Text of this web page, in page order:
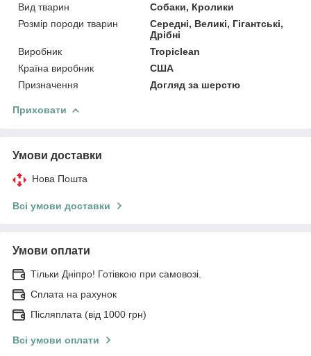
Вид тварин
Собаки, Кролики
Розмір породи тварин
Середні, Великі, Гігантські,
Дрібні
Виробник
Tropiclean
Країна виробник
США
Призначення
Догляд за шерстю
Приховати
Умови доставки
Нова Пошта
Всі умови доставки
Умови оплати
Тільки Дніпро! Готівкою при самовозі.
Сплата на рахунок
Післяплата (від 1000 грн)
Всі умови оплати